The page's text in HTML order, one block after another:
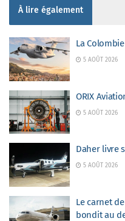
À lire également
La
5 AOÛT 2026
ORIX
5 AOÛT 2026
Daher livre
5 AOÛT 2026
Le carnet
bondit au